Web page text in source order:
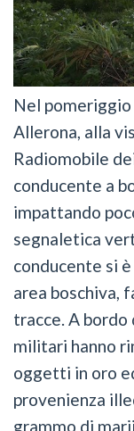
Nel pomeriggio
Allerona, alla
Radiomobile
conducente a
impattando
segnaletica
conducente si
area boschiva,
tracce. A
militari hanno
oggetti in oro
provenienza
grammo di